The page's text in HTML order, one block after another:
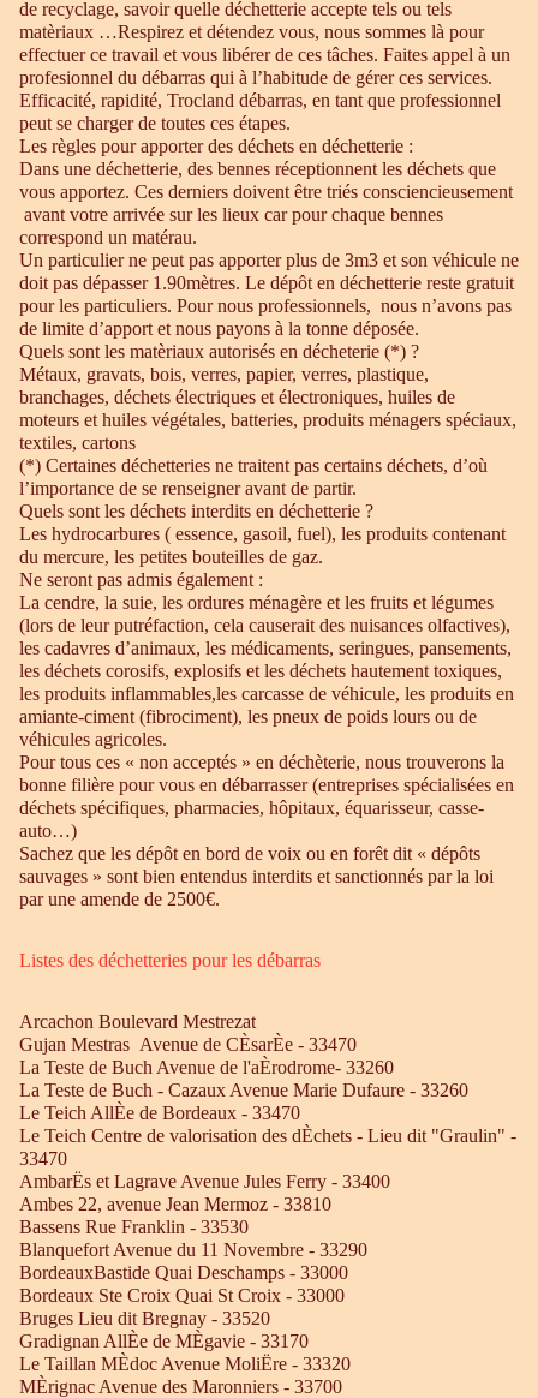
de recyclage, savoir quelle déchetterie accepte tels ou tels
matèriaux …Respirez et détendez vous, nous sommes là pour
effectuer ce travail et vous libérer de ces tâches. Faites appel à un
profesionnel du débarras qui à l’habitude de gérer ces services.
Efficacité, rapidité, Trocland débarras, en tant que professionnel
peut se charger de toutes ces étapes.
Les règles pour apporter des déchets en déchetterie :
Dans une déchetterie, des bennes réceptionnent les déchets que
vous apportez. Ces derniers doivent être triés consciencieusement
avant votre arrivée sur les lieux car pour chaque bennes
correspond un matérau.
Un particulier ne peut pas apporter plus de 3m3 et son véhicule ne
doit pas dépasser 1.90mètres. Le dépôt en déchetterie reste gratuit
pour les particuliers. Pour nous professionnels, nous n’avons pas
de limite d’apport et nous payons à la tonne déposée.
Quels sont les matèriaux autorisés en décheterie (*) ?
Métaux, gravats, bois, verres, papier, verres, plastique,
branchages, déchets électriques et électroniques, huiles de
moteurs et huiles végétales, batteries, produits ménagers spéciaux,
textiles, cartons
(*) Certaines déchetteries ne traitent pas certains déchets, d’où
l’importance de se renseigner avant de partir.
Quels sont les déchets interdits en déchetterie ?
Les hydrocarbures ( essence, gasoil, fuel), les produits contenant
du mercure, les petites bouteilles de gaz.
Ne seront pas admis également :
La cendre, la suie, les ordures ménagère et les fruits et légumes
(lors de leur putréfaction, cela causerait des nuisances olfactives),
les cadavres d’animaux, les médicaments, seringues, pansements,
les déchets corosifs, explosifs et les déchets hautement toxiques,
les produits inflammables,les carcasse de véhicule, les produits en
amiante-ciment (fibrociment), les pneux de poids lours ou de
véhicules agricoles.
Pour tous ces « non acceptés » en déchèterie, nous trouverons la
bonne filière pour vous en débarrasser (entreprises spécialisées en
déchets spécifiques, pharmacies, hôpitaux, équarisseur, casse-
auto…)
Sachez que les dépôt en bord de voix ou en forêt dit « dépôts
sauvages » sont bien entendus interdits et sanctionnés par la loi
par une amende de 2500€.
Listes des déchetteries pour les débarras
Arcachon Boulevard Mestrezat
Gujan Mestras Avenue de CÈsarÈe - 33470
La Teste de Buch Avenue de l'aÈrodrome- 33260
La Teste de Buch - Cazaux Avenue Marie Dufaure - 33260
Le Teich AllÈe de Bordeaux - 33470
Le Teich Centre de valorisation des dÈchets - Lieu dit "Graulin" -
33470
AmbarËs et Lagrave Avenue Jules Ferry - 33400
Ambes 22, avenue Jean Mermoz - 33810
Bassens Rue Franklin - 33530
Blanquefort Avenue du 11 Novembre - 33290
BordeauxBastide Quai Deschamps - 33000
Bordeaux Ste Croix Quai St Croix - 33000
Bruges Lieu dit Bregnay - 33520
Gradignan AllÈe de MÈgavie - 33170
Le Taillan MÈdoc Avenue MoliËre - 33320
MÈrignac Avenue des Maronniers - 33700